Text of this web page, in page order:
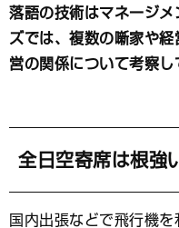
落語の技術はマネージ
ズでは、複数の噺家や
営の関係について考察し
全日空寄席は根強
国内出張などで飛行機